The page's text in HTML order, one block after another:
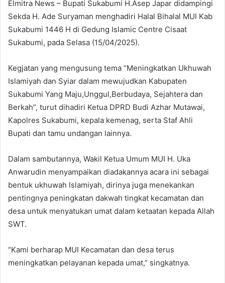
Elmitra News – Bupati Sukabumi H.Asep Japar didampingi
Sekda H. Ade Suryaman menghadiri Halal Bihalal MUI Kab
Sukabumi 1446 H di Gedung Islamic Centre Cisaat
Sukabumi, pada Selasa (15/04/2025).
Kegjatan yang mengusung tema “Meningkatkan Ukhuwah
Islamiyah dan Syiar dalam mewujudkan Kabupaten
Sukabumi Yang Maju,Unggul,Berbudaya, Sejahtera dan
Berkah”, turut dihadiri Ketua DPRD Budi Azhar Mutawai,
Kapolres Sukabumi, kepala kemenag, serta Staf Ahli
Bupati dan tamu undangan lainnya.
Dalam sambutannya, Wakil Ketua Umum MUI H. Uka
Anwarudin menyampaikan diadakannya acara ini sebagai
bentuk ukhuwah Islamiyah, dirinya juga menekankan
pentingnya peningkatan dakwah tingkat kecamatan dan
desa untuk menyatukan umat dalam ketaatan kepada Allah
SWT.
“Kami berharap MUI Kecamatan dan desa terus
meningkatkan pelayanan kepada umat,” singkatnya.